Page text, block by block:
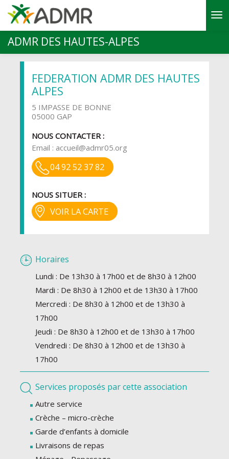
Aller au contenu principal
ADMR DES HAUTES-ALPES
FEDERATION ADMR DES HAUTES
ALPES
5 IMPASSE DE BONNE
05000 GAP
NOUS CONTACTER :
Email : accueil@admr05.org
04 92 52 37 82
NOUS SITUER :
VOIR LA CARTE
Horaires
Lundi : De 13h30 à 17h00 et de 8h30 à 12h00
Mardi : De 8h30 à 12h00 et de 13h30 à 17h00
Mercredi : De 8h30 à 12h00 et de 13h30 à
17h00
Jeudi : De 8h30 à 12h00 et de 13h30 à 17h00
Vendredi : De 8h30 à 12h00 et de 13h30 à
17h00
Services proposés par cette association
Autre service
Crèche – micro-crèche
Garde d’enfants à domicile
Livraisons de repas